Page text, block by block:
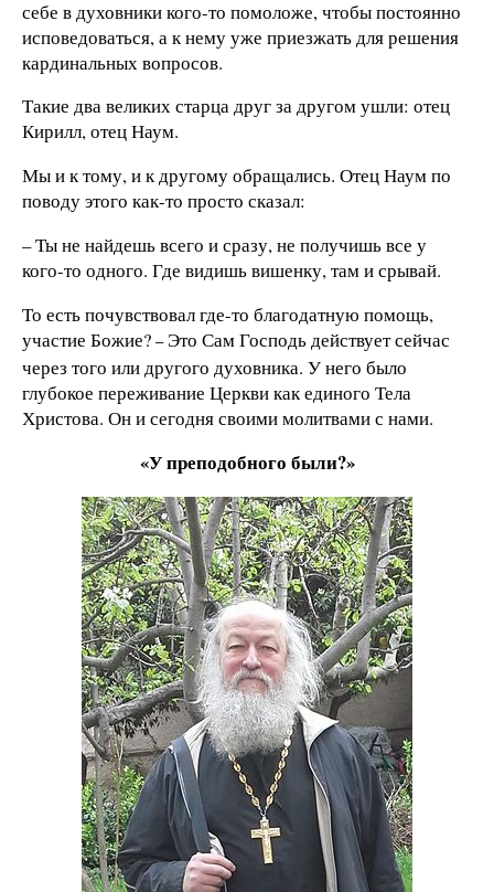
себе в духовники кого-то помоложе, чтобы постоянно
исповедоваться, а к нему уже приезжать для решения
кардинальных вопросов.
Такие два великих старца друг за другом ушли: отец
Кирилл, отец Наум.
Мы и к тому, и к другому обращались. Отец Наум по
поводу этого как-то просто сказал:
– Ты не найдешь всего и сразу, не получишь все у
кого-то одного. Где видишь вишенку, там и срывай.
То есть почувствовал где-то благодатную помощь,
участие Божие? –Это Сам Господь действует сейчас
через того или другого духовника. У него было
глубокое переживание Церкви как единого Тела
Христова. Он и сегодня своими молитвами с нами.
«У преподобного были?»